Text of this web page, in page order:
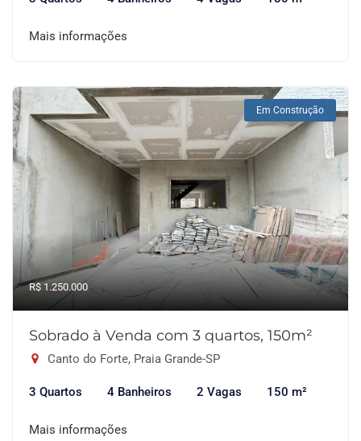
Mais informações
Em Construção
R$ 1.250.000
Sobrado à Venda com 3 quartos, 150m²
Canto do Forte, Praia Grande-SP
3 Quartos 4 Banheiros 2 Vagas 150 m²
Mais informações